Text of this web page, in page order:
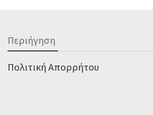
Περιήγηση
Πολιτική Απορρήτου